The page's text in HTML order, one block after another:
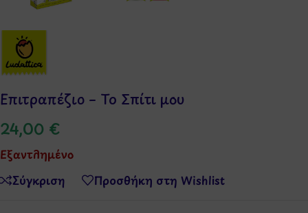
Επιτραπέζιο – Το Σπίτι μου
24,00 €
Εξαντλημένο
Σύγκριση
Προσθήκη στη Wishlist